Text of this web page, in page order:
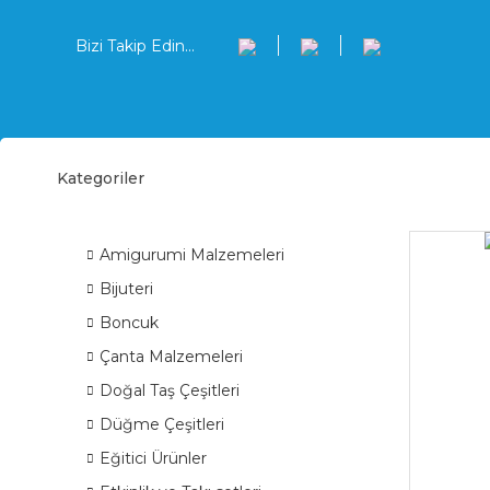
Bizi Takip Edin...
Kategoriler
ÜRÜN GRUPLARI
Amigurumi Malzemeleri
Bijuteri
Boncuk
Çanta Malzemeleri
Doğal Taş Çeşitleri
Düğme Çeşitleri
Eğitici Ürünler